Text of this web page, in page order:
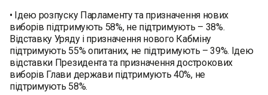
• Ідею розпуску Парламенту та призначення нових
виборів підтримують 58%, не підтримують – 38%.
Відставку Уряду і призначення нового Кабміну
підтримують 55% опитаних, не підтримують – 39%. Ідею
відставки Президента та призначення дострокових
виборів Глави держави підтримують 40%, не
підтримують 58%.